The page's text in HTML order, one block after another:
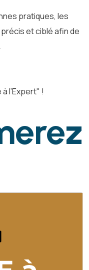
pratiques, les
et ciblé afin de
l’Expert" !